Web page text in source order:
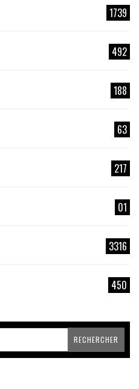
1739
492
188
63
217
01
3316
450